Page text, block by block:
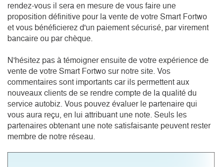
rendez-vous il sera en mesure de vous faire une
proposition définitive pour la vente de votre Smart Fortwo
et vous bénéficierez d'un paiement sécurisé, par virement
bancaire ou par chèque.
N'hésitez pas à témoigner ensuite de votre expérience de
vente de votre Smart Fortwo sur notre site. Vos
commentaires sont importants car ils permettent aux
nouveaux clients de se rendre compte de la qualité du
service autobiz. Vous pouvez évaluer le partenaire qui
vous aura reçu, en lui attribuant une note. Seuls les
partenaires obtenant une note satisfaisante peuvent rester
membre de notre réseau.